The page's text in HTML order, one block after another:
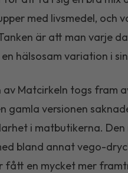
med livsmedel, och
är att man varje
hälsosam variation i
av Matcirkeln togs fram
gamla versionen
i matbutikerna.
bland annat vego-
fått en mycket mer